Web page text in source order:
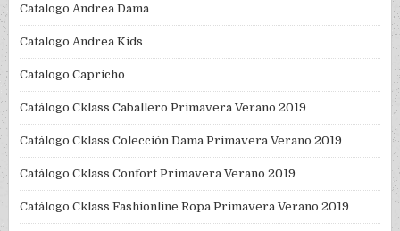
Catalogo Andrea Dama
Catalogo Andrea Kids
Catalogo Capricho
Catálogo Cklass Caballero Primavera Verano 2019
Catálogo Cklass Colección Dama Primavera Verano 2019
Catálogo Cklass Confort Primavera Verano 2019
Catálogo Cklass Fashionline Ropa Primavera Verano 2019